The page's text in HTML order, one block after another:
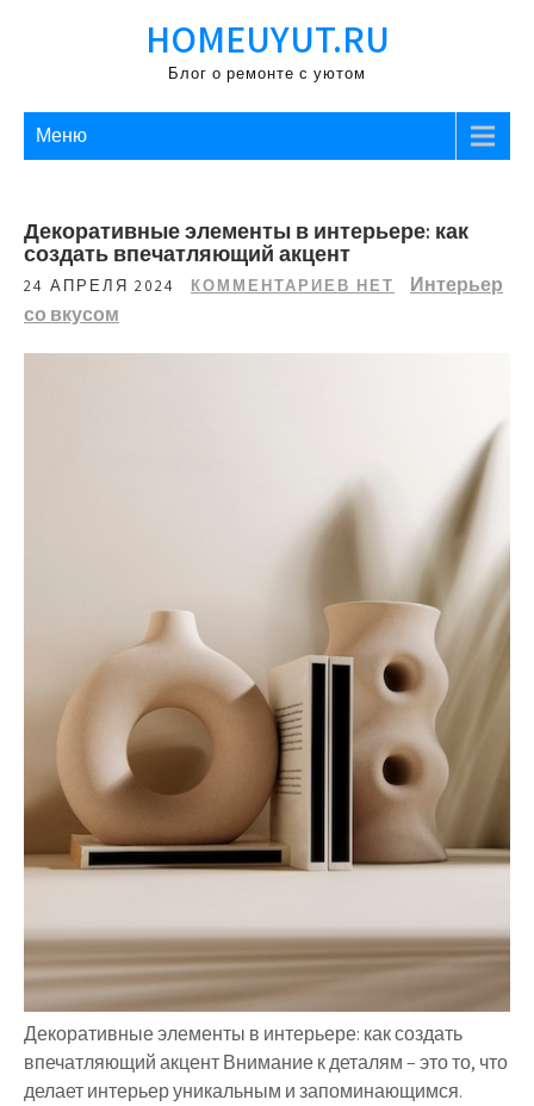
HOMEUYUT.RU
Блог о ремонте с уютом
Меню
Декоративные элементы в интерьере: как
создать впечатляющий акцент
24 АПРЕЛЯ 2024 КОММЕНТАРИЕВ НЕТ
Интерьер
со вкусом
Декоративные элементы в интерьере: как создать
впечатляющий акцент Внимание к деталям – это то, что
делает интерьер уникальным и запоминающимся.